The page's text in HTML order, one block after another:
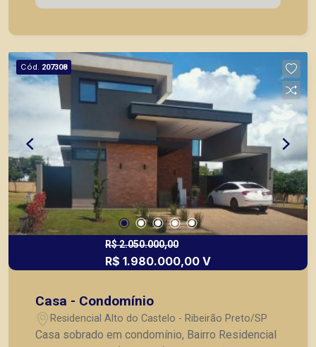
Também temos imóveis no Nova Aliança, Jardim
de pontos comerciais localizados na Zona Sul.
Cód. 207308
R$ 2.050.000,00
R$ 1.980.000,00 V
Casa - Condomínio
Residencial Alto do Castelo - Ribeirão Preto/SP
Casa sobrado em condomínio, Bairro Residencial